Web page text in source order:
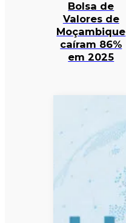
Bolsa de
Valores de
Moçambique
caíram 86%
em 2025